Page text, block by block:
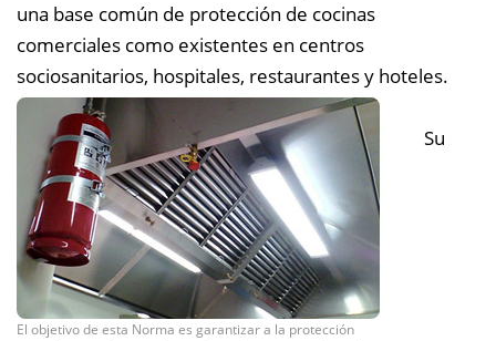
una base común de protección de cocinas
comerciales como existentes en centros
sociosanitarios, hospitales, restaurantes y hoteles.
El objetivo de esta Norma es garantizar a la protección
Su